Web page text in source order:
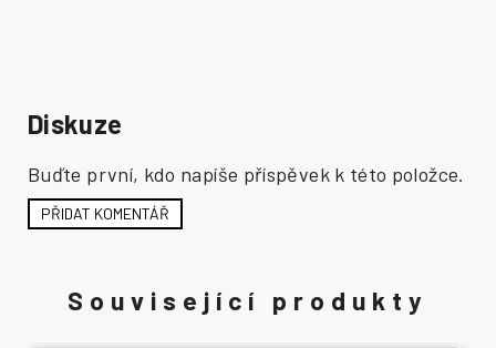
Diskuze
Buďte první, kdo napíše příspěvek k této položce.
PŘIDAT KOMENTÁŘ